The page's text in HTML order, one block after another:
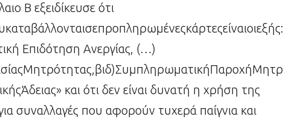
Β εξειδίκευσε ότι
Επιδότηση Ανεργίας, (…)
και ότι δεν είναι δυνατή η χρήση της
συναλλαγές που αφορούν τυχερά παίγνια και